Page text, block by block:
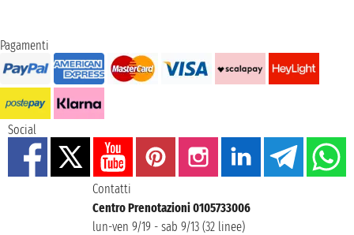
Pagamenti
Social
Contatti
Centro Prenotazioni 0105733006
lun-ven 9/19 - sab 9/13 (32 linee)